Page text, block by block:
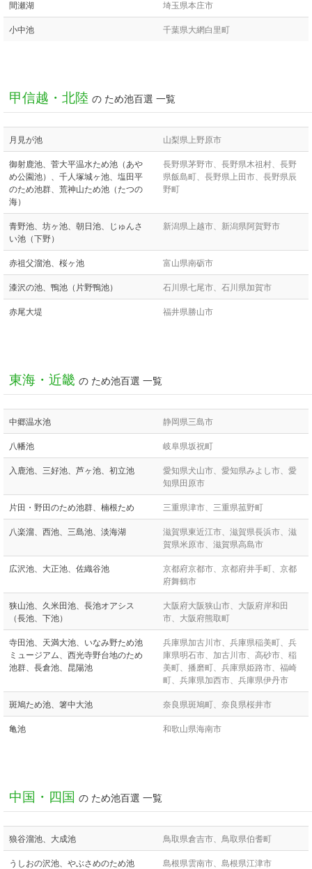
間瀬湖 埼玉県本庄市
小中池 千葉県大網白里町
甲信越・北陸 の ため池百選 一覧
月見が池 山梨県上野原市
御射鹿池、菅大平温水ため池（あや
め公園池）、千人塚城ヶ池、塩田平
のため池群、荒神山ため池（たつの
海）
長野県茅野市、長野県木祖村、長野
県飯島町、長野県上田市、長野県辰
野町
青野池、坊ヶ池、朝日池、じゅんさ
い池（下野）
新潟県上越市、新潟県阿賀野市
赤祖父溜池、桜ヶ池 富山県南砺市
漆沢の池、鴨池（片野鴨池） 石川県七尾市、石川県加賀市
赤尾大堤 福井県勝山市
東海・近畿 の ため池百選 一覧
中郷温水池 静岡県三島市
八幡池 岐阜県坂祝町
入鹿池、三好池、芦ヶ池、初立池
愛知県犬山市、愛知県みよし市、愛
知県田原市
片田・野田のため池群、楠根ため 三重県津市、三重県菰野町
八楽溜、西池、三島池、淡海湖
滋賀県東近江市、滋賀県長浜市、滋
賀県米原市、滋賀県高島市
広沢池、大正池、佐織谷池
京都府京都市、京都府井手町、京都
府舞鶴市
狭山池、久米田池、長池オアシス
（長池、下池）
大阪府大阪狭山市、大阪府岸和田
市、大阪府熊取町
寺田池、天満大池、いなみ野ため池
ミュージアム、西光寺野台地のため
池群、長倉池、昆陽池
兵庫県加古川市、兵庫県稲美町、兵
庫県明石市、加古川市、高砂市、稲
美町、播磨町、兵庫県姫路市、福崎
町、兵庫県加西市、兵庫県伊丹市
斑鳩ため池、箸中大池 奈良県斑鳩町、奈良県桜井市
亀池 和歌山県海南市
中国・四国 の ため池百選 一覧
狼谷溜池、大成池 鳥取県倉吉市、鳥取県伯耆町
うしおの沢池、やぶさめのため池 島根県雲南市、島根県江津市